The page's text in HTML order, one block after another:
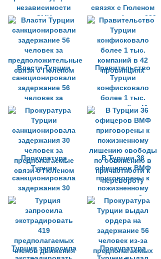
независимости
СМИ
связях с Гюленом
уволено 1 тыс. 289
человек
Власти Турции
санкционировали
задержание 56
человек за
предположительные
связи с Гюленом
Правительство
Турции
конфисковало
более 1 тыс.
компаний в 42
провинциях
Прокуратура
Турции
санкционировала
задержания 30
человек за
предполагаемые
связи с Гюленом
В Турции 36
офицеров ВМФ
приговорены к
пожизненному
лишению свободы
по обвинению в
причастности к
перевороту
Турция запросила
Прокуратура